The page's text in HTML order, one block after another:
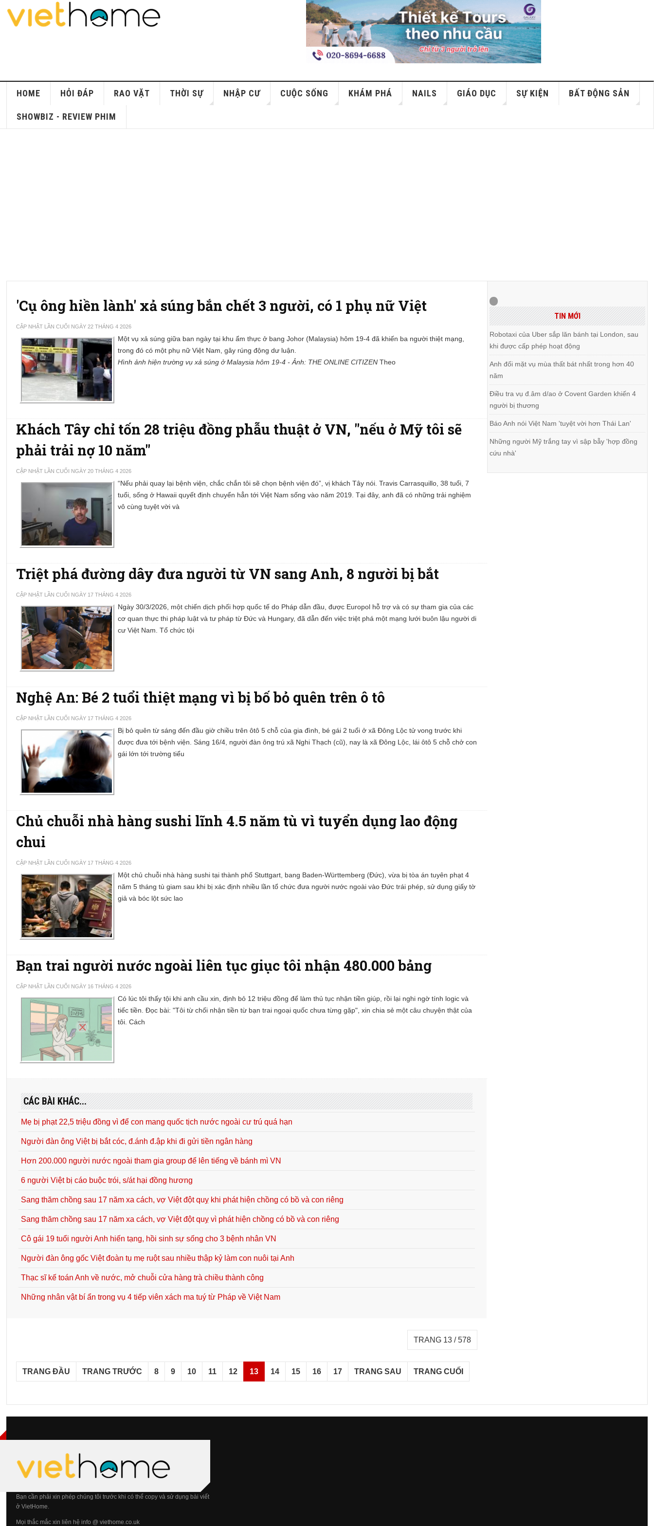
HOME HỎI ĐÁP RAO VẶT THỜI SỰ NHẬP CƯ CUỘC SỐNG KHÁM PHÁ NAILS GIÁO DỤC SỰ KIỆN BẤT ĐỘNG SẢN
SHOWBIZ - REVIEW PHIM
'Cụ ông hiền lành' xả súng bắn chết 3 người, có 1 phụ nữ Việt
CẬP NHẬT LẦN CUỐI NGÀY 22 THÁNG 4 2026
Một vụ xả súng giữa ban ngày tại khu ẩm thực ở bang Johor (Malaysia) hôm 19-4 đã khiến ba người thiệt mạng,
trong đó có một phụ nữ Việt Nam, gây rúng động dư luận.
Hình ảnh hiện trường vụ xả súng ở Malaysia hôm 19-4 - Ảnh: THE ONLINE CITIZEN Theo
Khách Tây chỉ tốn 28 triệu đồng phẫu thuật ở VN, "nếu ở Mỹ tôi sẽ
phải trải nợ 10 năm"
CẬP NHẬT LẦN CUỐI NGÀY 20 THÁNG 4 2026
“Nếu phải quay lại bệnh viện, chắc chắn tôi sẽ chọn bệnh viện đó”, vị khách Tây nói. Travis Carrasquillo, 38 tuổi, 7
tuổi, sống ở Hawaii quyết định chuyển hẳn tới Việt Nam sống vào năm 2019. Tại đây, anh đã có những trải nghiệm
vô cùng tuyệt vời và
Triệt phá đường dây đưa người từ VN sang Anh, 8 người bị bắt
CẬP NHẬT LẦN CUỐI NGÀY 17 THÁNG 4 2026
Ngày 30/3/2026, một chiến dịch phối hợp quốc tế do Pháp dẫn đầu, được Europol hỗ trợ và có sự tham gia của các
cơ quan thực thi pháp luật và tư pháp từ Đức và Hungary, đã dẫn đến việc triệt phá một mạng lưới buôn lậu người di
cư Việt Nam. Tổ chức tội
Nghệ An: Bé 2 tuổi thiệt mạng vì bị bố bỏ quên trên ô tô
CẬP NHẬT LẦN CUỐI NGÀY 17 THÁNG 4 2026
Bị bỏ quên từ sáng đến đầu giờ chiều trên ôtô 5 chỗ của gia đình, bé gái 2 tuổi ở xã Đông Lộc tử vong trước khi
được đưa tới bệnh viện. Sáng 16/4, người đàn ông trú xã Nghi Thạch (cũ), nay là xã Đông Lộc, lái ôtô 5 chỗ chở con
gái lớn tới trường tiểu
Chủ chuỗi nhà hàng sushi lĩnh 4.5 năm tù vì tuyển dụng lao động
chui
CẬP NHẬT LẦN CUỐI NGÀY 17 THÁNG 4 2026
Một chủ chuỗi nhà hàng sushi tại thành phố Stuttgart, bang Baden-Württemberg (Đức), vừa bị tòa án tuyên phạt 4
năm 5 tháng tù giam sau khi bị xác định nhiều lần tổ chức đưa người nước ngoài vào Đức trái phép, sử dụng giấy tờ
giả và bóc lột sức lao
Bạn trai người nước ngoài liên tục giục tôi nhận 480.000 bảng
CẬP NHẬT LẦN CUỐI NGÀY 16 THÁNG 4 2026
Có lúc tôi thấy tội khi anh cầu xin, định bỏ 12 triệu đồng để làm thủ tục nhận tiền giúp, rồi lại nghi ngờ tính logic và
tiếc tiền. Đọc bài: "Tôi từ chối nhận tiền từ bạn trai ngoại quốc chưa từng gặp", xin chia sẻ một câu chuyện thật của
tôi. Cách
CÁC BÀI KHÁC...
Mẹ bị phạt 22,5 triệu đồng vì để con mang quốc tịch nước ngoài cư trú quá hạn
Người đàn ông Việt bị bắt cóc, đ.ánh đ.ập khi đi gửi tiền ngân hàng
Hơn 200.000 người nước ngoài tham gia group để lên tiếng về bánh mì VN
6 người Việt bị cáo buộc trói, s/át hại đồng hương
Sang thăm chồng sau 17 năm xa cách, vợ Việt đột quỵ khi phát hiện chồng có bồ và con riêng
Sang thăm chồng sau 17 năm xa cách, vợ Việt đột quỵ vì phát hiện chồng có bồ và con riêng
Cô gái 19 tuổi người Anh hiến tạng, hồi sinh sự sống cho 3 bệnh nhân VN
Người đàn ông gốc Việt đoàn tụ mẹ ruột sau nhiều thập kỷ làm con nuôi tại Anh
Thạc sĩ kế toán Anh về nước, mở chuỗi cửa hàng trà chiều thành công
Những nhân vật bí ẩn trong vụ 4 tiếp viên xách ma tuý từ Pháp về Việt Nam
TRANG 13 / 578
TRANG ĐẦU TRANG TRƯỚC 8 9 10 11 12 13 14 15 16 17 TRANG SAU TRANG CUỐI
TIN MỚI
Robotaxi của Uber sắp lăn bánh tại London, sau
khi được cấp phép hoạt động
Anh đối mặt vụ mùa thất bát nhất trong hơn 40
năm
Điều tra vụ đ.âm d/ao ở Covent Garden khiến 4
người bị thương
Báo Anh nói Việt Nam 'tuyệt vời hơn Thái Lan'
Những người Mỹ trắng tay vì sập bẫy 'hợp đồng
cứu nhà'
Bạn cần phải xin phép chúng tôi trước khi có thể copy và sử dụng bài viết
ở VietHome.
Mọi thắc mắc xin liên hệ info @ viethome.co.uk